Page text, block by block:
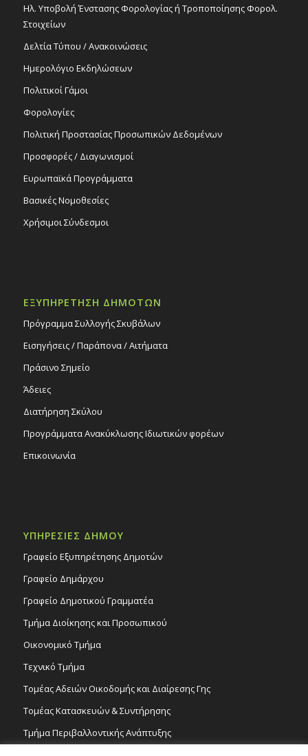
Ηλ. Υποβολή Ένστασης Φορολογίας ή Τροποποίησης Φορολ.
Στοιχείων
Δελτία Τύπου / Ανακοινώσεις
Ημερολόγιο Εκδηλώσεων
Πολιτικοί Γάμοι
Φορολογίες
Πολιτική Προστασίας Προσωπικών Δεδομένων
Προσφορές / Διαγωνισμοί
Ευρωπαϊκά Προγράμματα
Βασικές Νομοθεσίες
Χρήσιμοι Σύνδεσμοι
ΕΞΥΠΗΡΕΤΗΣΗ ΔΗΜΟΤΩΝ
Πρόγραμμα Συλλογής Σκυβάλων
Εισηγήσεις / Παράπονα / Αιτήματα
Πράσινο Σημείο
Άδειες
Διατήρηση Σκύλου
Προγράμματα Ανακύκλωσης Ιδιωτικών φορέων
Επικοινωνία
ΥΠΗΡΕΣΙΕΣ ΔΗΜΟΥ
Γραφείο Εξυπηρέτησης Δημοτών
Γραφείο Δημάρχου
Γραφείο Δημοτικού Γραμματέα
Τμήμα Διοίκησης και Προσωπικού
Οικονομικό Τμήμα
Τεχνικό Τμήμα
Τομέας Αδειών Οικοδομής και Διαίρεσης Γης
Τομέας Κατασκευών & Συντήρησης
Τμήμα Περιβαλλοντικής Ανάπτυξης